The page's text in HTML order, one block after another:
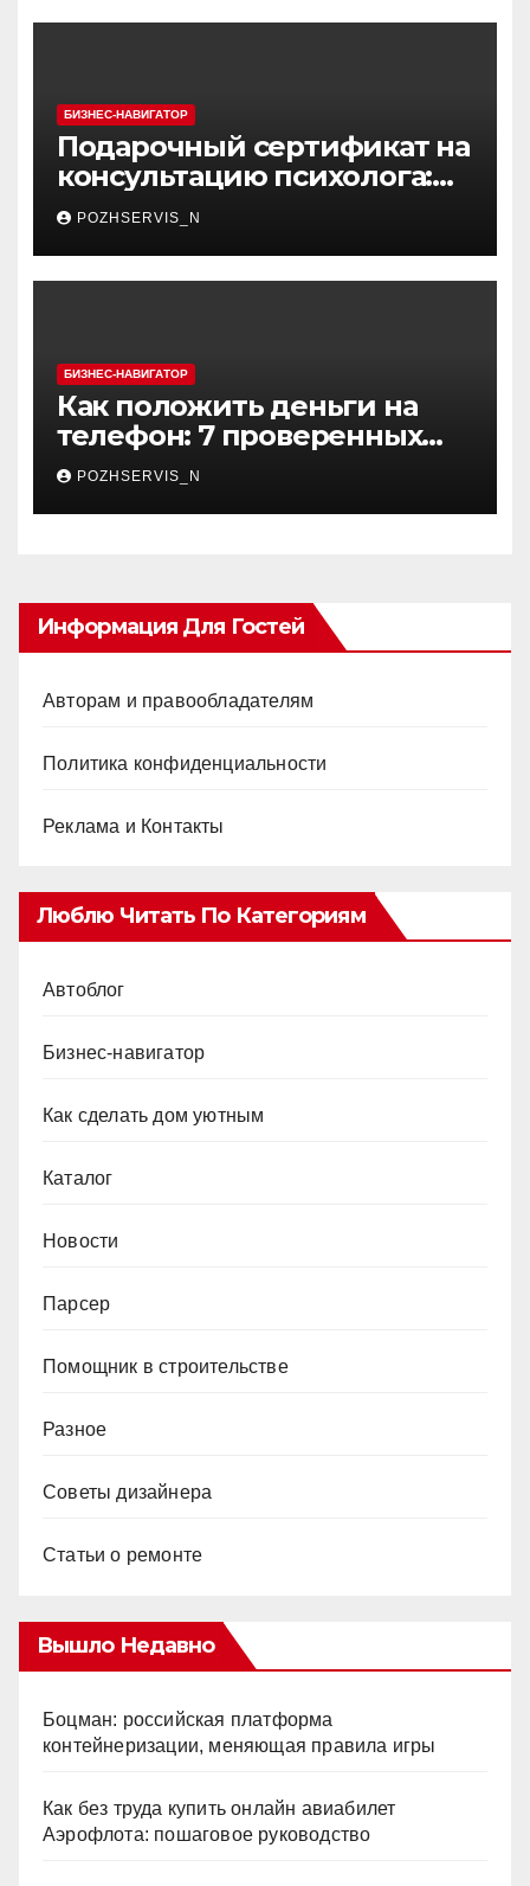
БИЗНЕС-НАВИГАТОР
Подарочный сертификат на
консультацию психолога:
каким образом он может
помочь вам найти путь к
счастью и благополучию
POZHSERVIS_N
БИЗНЕС-НАВИГАТОР
Как положить деньги на
телефон: 7 проверенных
способов пополнения
счета, как своего, так и
чужого гаджета
POZHSERVIS_N
Информация Для Гостей
Авторам и правообладателям
Политика конфиденциальности
Реклама и Контакты
Люблю Читать По Категориям
Автоблог
Бизнес-навигатор
Как сделать дом уютным
Каталог
Новости
Парсер
Помощник в строительстве
Разное
Советы дизайнера
Статьи о ремонте
Вышло Недавно
Боцман: российская платформа
контейнеризации, меняющая правила игры
Как без труда купить онлайн авиабилет
Аэрофлота: пошаговое руководство